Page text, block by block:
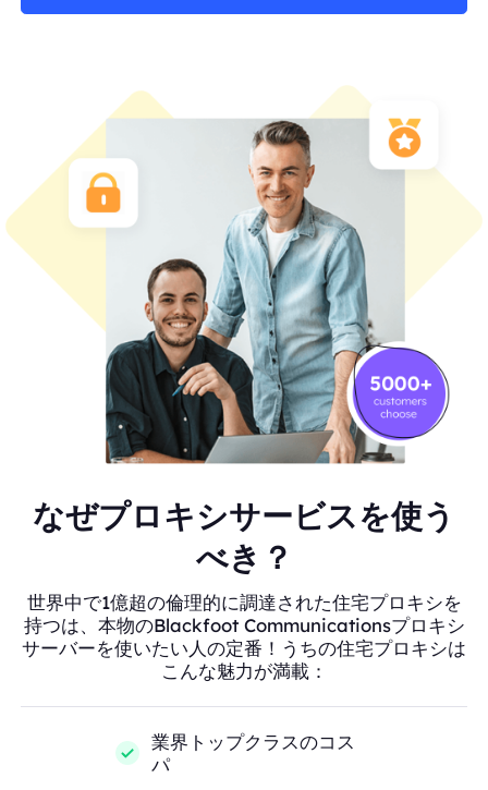
なぜプロキシサービスを使う
べき？
世界中で1億超の倫理的に調達された住宅プロキシを
持つは、本物のBlackfoot Communicationsプロキシ
サーバーを使いたい人の定番！うちの住宅プロキシは
こんな魅力が満載：
業界トップクラスのコス
パ